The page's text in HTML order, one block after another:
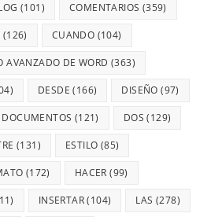
(101) COMENTARIOS (359)
(126) CUANDO (104)
AVANZADO DE WORD (363)
DESDE (166) DISEÑO (97)
DOCUMENTOS (121) DOS (129)
(131) ESTILO (85)
(172) HACER (99)
INSERTAR(104) LAS (278)